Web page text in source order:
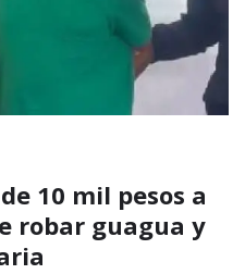
10 mil pesos a
robar guagua y